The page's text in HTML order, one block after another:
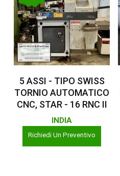
5 ASSI - TIPO SWISS
TORNIO AUTOMATICO
CNC, STAR - 16 RNC II
INDIA
Richiedi Un Preventivo